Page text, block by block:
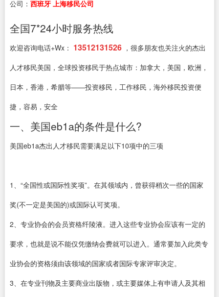
公司： 西班牙 上海移民公司
全国7*24小时服务热线
欢迎咨询电话+Wx： 13512131526 ，很多朋友也关注火的杰出
人才移民美国，全球投资移民于热点城市：加拿大，美国，欧洲，
日本，香港，希腊等——投资移民，工作移民，海外移民投资便
捷，容易，安全
一、美国eb1a的条件是什么?
美国eb1a杰出人才移民需要满足以下10项中的三项
1、“全国性或国际性奖项”。在其领域内，曾获得稍次一些的国家
奖(不一定是美国的)或国际认可奖项。
2、专业协会的会员资格纤陵液。进入这些专业协会应该有一定的
要求，也就是说不能仅凭缴纳会费就可以进入。通常要加入此类专
业协会的资格须由该领域的国家或者国际专家评审决定。
3、在专业刊物及主要商业出版物，或主要媒体上有申请人及其相